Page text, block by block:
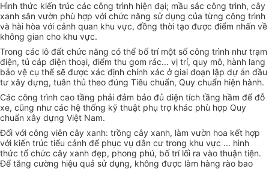
Hình thức kiến trúc các công trình hiện đại; mầu sắc công trình, cây
xanh sân vườn phù hợp với chức năng sử dụng của từng công trình
và hài hòa với cảnh quan khu vực, đồng thời tạo được điểm nhấn về
không gian cho khu vực.
Trong các lô đất chức năng có thể bố trí một số công trình như trạm
điện, tủ cáp điện thoại, điểm thu gom rác... vị trí, quy mô, hành lang
bảo vệ cụ thể sẽ được xác định chính xác ở giai đoạn lập dự án đầu
tư xây dựng, tuân thủ theo đúng Tiêu chuẩn, Quy chuẩn hiện hành.
Các công trình cao tầng phải đảm bảo đủ diện tích tầng hầm để đỗ
xe, cũng như các hệ thống kỹ thuật phụ trợ khác phù hợp Quy
chuẩn xây dựng Việt Nam.
Đối với công viên cây xanh: trồng cây xanh, làm vườn hoa kết hợp
với kiến trúc tiểu cảnh để phục vụ dân cư trong khu vực ... hình
thức tổ chức cây xanh đẹp, phong phú, bố trí lối ra vào thuận tiện.
Để tăng cường hiệu quả sử dụng, không được làm hàng rào bao